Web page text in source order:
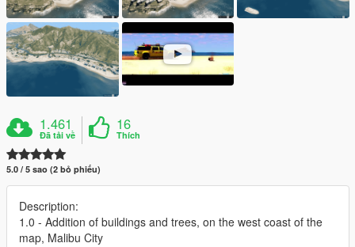
1.461
Đã tải về
16
Thích
5.0 / 5 sao (2 bỏ phiếu)
Description:
1.0 - Addition of buildings and trees, on the west coast of the
map, Malibu City